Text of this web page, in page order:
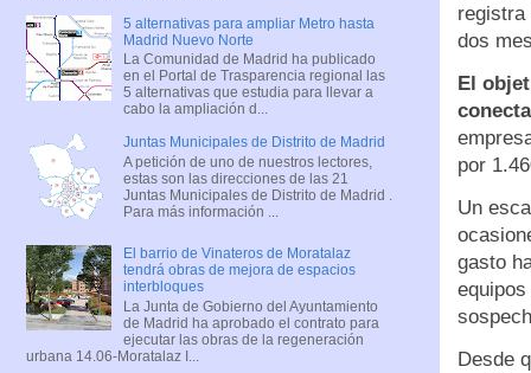
registra
dos
El
por
Un
gasto
Desde
5 alternativas para ampliar Metro hasta
Madrid Nuevo Norte
La Comunidad de Madrid ha publicado
en el Portal de Trasparencia regional las
5 alternativas que estudia para llevar a
cabo la ampliación d...
Juntas Municipales de Distrito de Madrid
A petición de uno de nuestros lectores,
estas son las direcciones de las 21
Juntas Municipales de Distrito de Madrid .
Para más información ...
El barrio de Vinateros de Moratalaz
tendrá obras de mejora de espacios
interbloques
La Junta de Gobierno del Ayuntamiento
de Madrid ha aprobado el contrato para
ejecutar las obras de la regeneración
urbana 14.06-Moratalaz I...